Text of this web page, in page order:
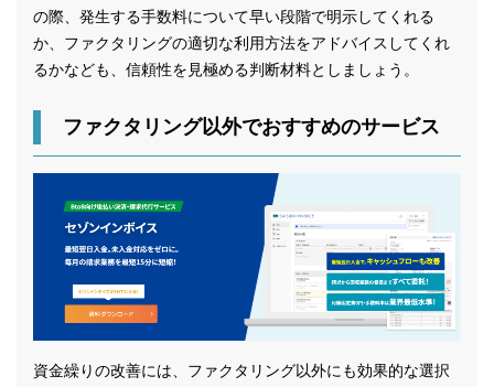
の際、発生する手数料について早い段階で明示してくれる
か、ファクタリングの適切な利用方法をアドバイスしてくれ
るかなども、信頼性を見極める判断材料としましょう。
ファクタリング以外でおすすめのサービス
資金繰りの改善には、ファクタリング以外にも効果的な選択